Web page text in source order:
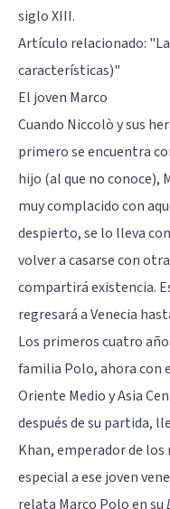
siglo XIII.
Artículo relacionado:
características)"
El joven Marco
Cuando Niccolò y sus
primero se encuentra
hijo (al que no conoce),
muy complacido con
despierto, se lo lleva
volver a casarse con
compartirá existencia.
regresará a Venecia
Los primeros cuatro
familia Polo, ahora con
Oriente Medio y Asia
después de su partida,
Khan, emperador de
especial a ese joven
relata Marco Polo en su